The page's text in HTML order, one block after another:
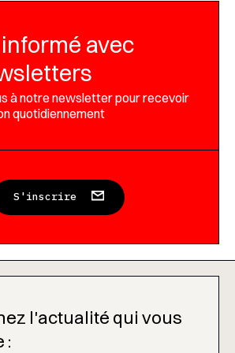
informé avec
à notre newsletter pour recevoir
quotidiennement
S'inscrire
l'actualité qui vous
: